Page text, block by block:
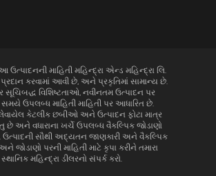
માહિતી મહિન્દ્રા એન્ડ મહિન્દ્રા લિ.
પ્રદાન કરવામાં આવી છે, અને પ્રકૃતિમાં સામાન્ય છે.
સૂચિબદ્ધ વિશિષ્ટતાઓ, નવીનતમ ઉત્પાદન પર
ઉપલબ્ધ માહિતી માહિતી પર આધારિત છે.
કેટલીક છબીઓ અને ઉત્પાદન ફોટા માત્ર
છે અને વધારાના ખર્ચે ઉપલબ્ધ વૈકલ્પિક જોડાણો
ઉત્પાદની સૌથી અદ્યતન જાણકારી અને વૈકલ્પિક
જોડાણો પરની માહિતી માટે કૃપા કરીને તમારા
સ્થાનિક મહિન્દ્રા ડીલરનો સંપર્ક કરો.